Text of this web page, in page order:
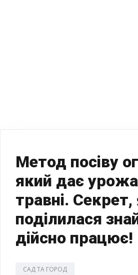
Метод посіву
який дає
травні.
поділилася
дійсно працює!
САД ТА ГОРОД